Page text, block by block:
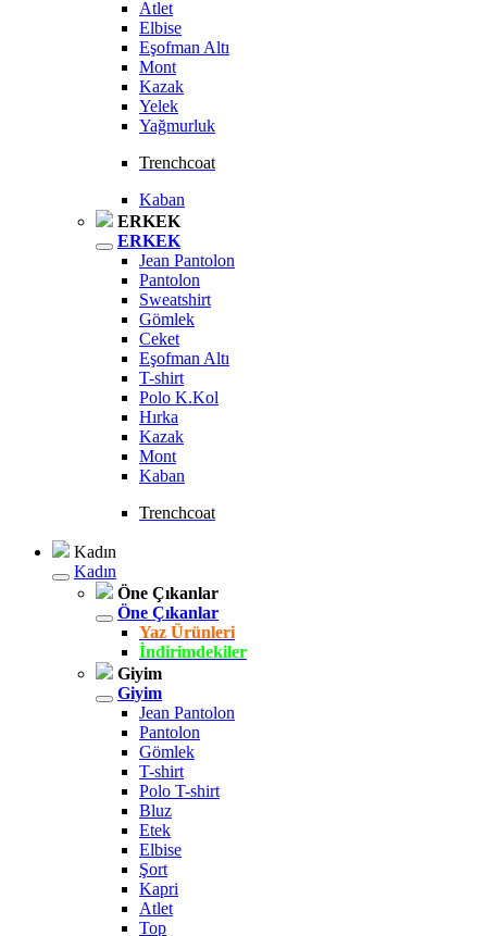
Atlet
Elbise
Eşofman Altı
Mont
Kazak
Yelek
Yağmurluk
Trenchcoat
Kaban
ERKEK
ERKEK
Jean Pantolon
Pantolon
Sweatshirt
Gömlek
Ceket
Eşofman Altı
T-shirt
Polo K.Kol
Hırka
Kazak
Mont
Kaban
Trenchcoat
Kadın
Kadın
Öne Çıkanlar
Öne Çıkanlar
Yaz Ürünleri
İndirimdekiler
Giyim
Giyim
Jean Pantolon
Pantolon
Gömlek
T-shirt
Polo T-shirt
Bluz
Etek
Elbise
Şort
Kapri
Atlet
Top